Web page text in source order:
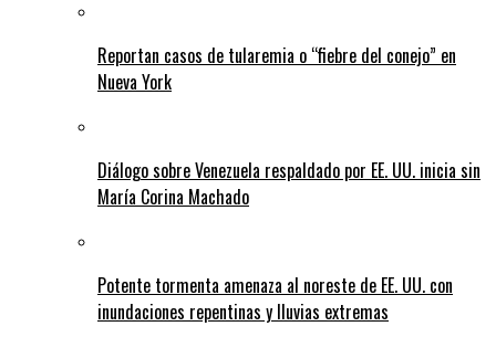
Reportan casos de tularemia o “fiebre del conejo” en
Nueva York
Diálogo sobre Venezuela respaldado por EE. UU. inicia sin
María Corina Machado
Potente tormenta amenaza al noreste de EE. UU. con
inundaciones repentinas y lluvias extremas